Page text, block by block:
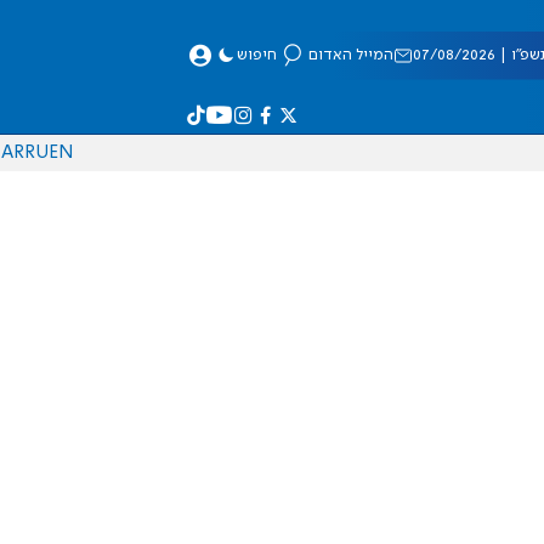
08/2026 המייל האדום חיפוש
EN
RU
AR